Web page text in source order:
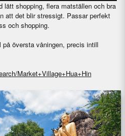
lätt shopping, flera matställen och bra
att det blir stressigt. Passar perfekt
och shopping.
översta våningen, precis intill
Market+Village+Hua+Hin